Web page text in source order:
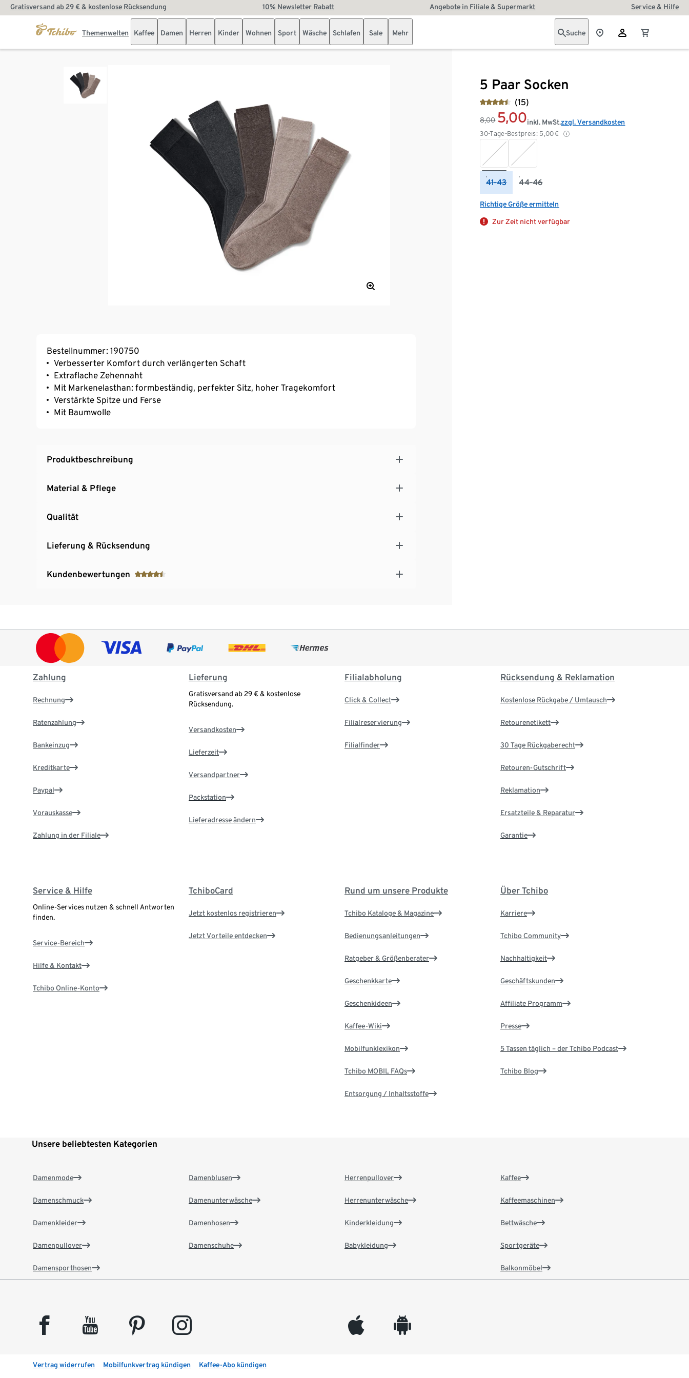
Gratisversand ab 29 € & kostenlose Rücksendung 10% Newsletter Rabatt Angebote in Filiale & Supermarkt Service & Hilfe
Themenwelten Kaffee Damen Herren Kinder Wohnen Sport Wäsche Schlafen Sale Mehr Suche
5 Paar Socken
(15)
8,00 5,00
30-Tage-Bestpreis: 5,00€
inkl. MwSt.zzgl. Versandkosten
41-43 44-46
Richtige Größe ermitteln
Zur Zeit nicht verfügbar
Bestellnummer: 190750
Verbesserter Komfort durch verlängerten Schaft
Extraflache Zehennaht
Mit Markenelasthan: formbeständig, perfekter Sitz, hoher Tragekomfort
Verstärkte Spitze und Ferse
Mit Baumwolle
Produktbeschreibung
Material & Pflege
Qualität
Lieferung & Rücksendung
Kundenbewertungen
Zahlung
Rechnung
Ratenzahlung
Bankeinzug
Kreditkarte
Paypal
Vorauskasse
Zahlung in der Filiale
Lieferung
Gratisversand ab 29 € & kostenlose
Rücksendung.
Versandkosten
Lieferzeit
Versandpartner
Packstation
Lieferadresse ändern
Filialabholung
Click & Collect
Filialreservierung
Filialfinder
Rücksendung & Reklamation
Kostenlose Rückgabe / Umtausch
Retourenetikett
30 Tage Rückgaberecht
Retouren-Gutschrift
Reklamation
Ersatzteile & Reparatur
Garantie
Service & Hilfe
Online-Services nutzen & schnell Antworten
finden.
Service-Bereich
Hilfe & Kontakt
Tchibo Online-Konto
TchiboCard
Jetzt kostenlos registrieren
Jetzt Vorteile entdecken
Rund um unsere Produkte
Tchibo Kataloge & Magazine
Bedienungsanleitungen
Ratgeber & Größenberater
Geschenkkarte
Geschenkideen
Kaffee-Wiki
Mobilfunklexikon
Tchibo MOBIL FAQs
Entsorgung / Inhaltsstoffe
Über Tchibo
Karriere
Tchibo Community
Nachhaltigkeit
Geschäftskunden
Affiliate Programm
Presse
5 Tassen täglich – der Tchibo Podcast
Tchibo Blog
Unsere beliebtesten Kategorien
Damenmode
Damenschmuck
Damenkleider
Damenpullover
Damensporthosen
Damenblusen
Damenunterwäsche
Damenhosen
Damenschuhe
Herrenpullover
Herrenunterwäsche
Kinderkleidung
Babykleidung
Kaffee
Kaffeemaschinen
Bettwäsche
Sportgeräte
Balkonmöbel
facebook youtube pinterest instagram appleinc android
Vertrag widerrufen Mobilfunkvertrag kündigen Kaffee-Abo kündigen